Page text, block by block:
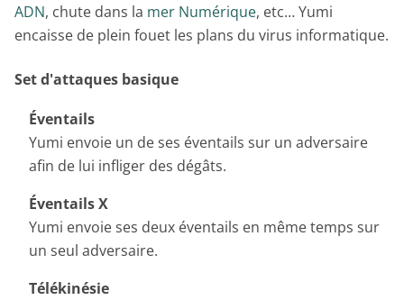
ADN, chute dans la mer Numérique, etc… Yumi
encaisse de plein fouet les plans du virus informatique.
Set d'attaques basique
Éventails
Yumi envoie un de ses éventails sur un adversaire
afin de lui infliger des dégâts.
Éventails X
Yumi envoie ses deux éventails en même temps sur
un seul adversaire.
Télékinésie